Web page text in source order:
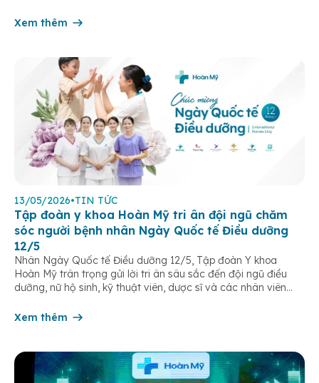
Xem thêm
13/05/2026•TIN TỨC
Tập đoàn y khoa Hoàn Mỹ tri ân đội ngũ chăm
sóc người bệnh nhân Ngày Quốc tế Điều dưỡng
12/5
Nhân Ngày Quốc tế Điều dưỡng 12/5, Tập đoàn Y khoa
Hoàn Mỹ trân trọng gửi lời tri ân sâu sắc đến đội ngũ điều
dưỡng, nữ hộ sinh, kỹ thuật viên, dược sĩ và các nhân viên
âm thầm đồng hành trên […]
Xem thêm